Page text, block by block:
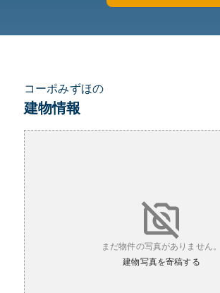
コーポみずほの
建物情報
まだ物件の写真がありません。
建物写真を寄稿する